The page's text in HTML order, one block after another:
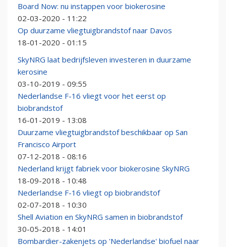
Board Now: nu instappen voor biokerosine
02-03-2020 - 11:22
Op duurzame vliegtuigbrandstof naar Davos
18-01-2020 - 01:15
SkyNRG laat bedrijfsleven investeren in duurzame
kerosine
03-10-2019 - 09:55
Nederlandse F-16 vliegt voor het eerst op
biobrandstof
16-01-2019 - 13:08
Duurzame vliegtuigbrandstof beschikbaar op San
Francisco Airport
07-12-2018 - 08:16
Nederland krijgt fabriek voor biokerosine SkyNRG
18-09-2018 - 10:48
Nederlandse F-16 vliegt op biobrandstof
02-07-2018 - 10:30
Shell Aviation en SkyNRG samen in biobrandstof
30-05-2018 - 14:01
Bombardier-zakenjets op 'Nederlandse' biofuel naar